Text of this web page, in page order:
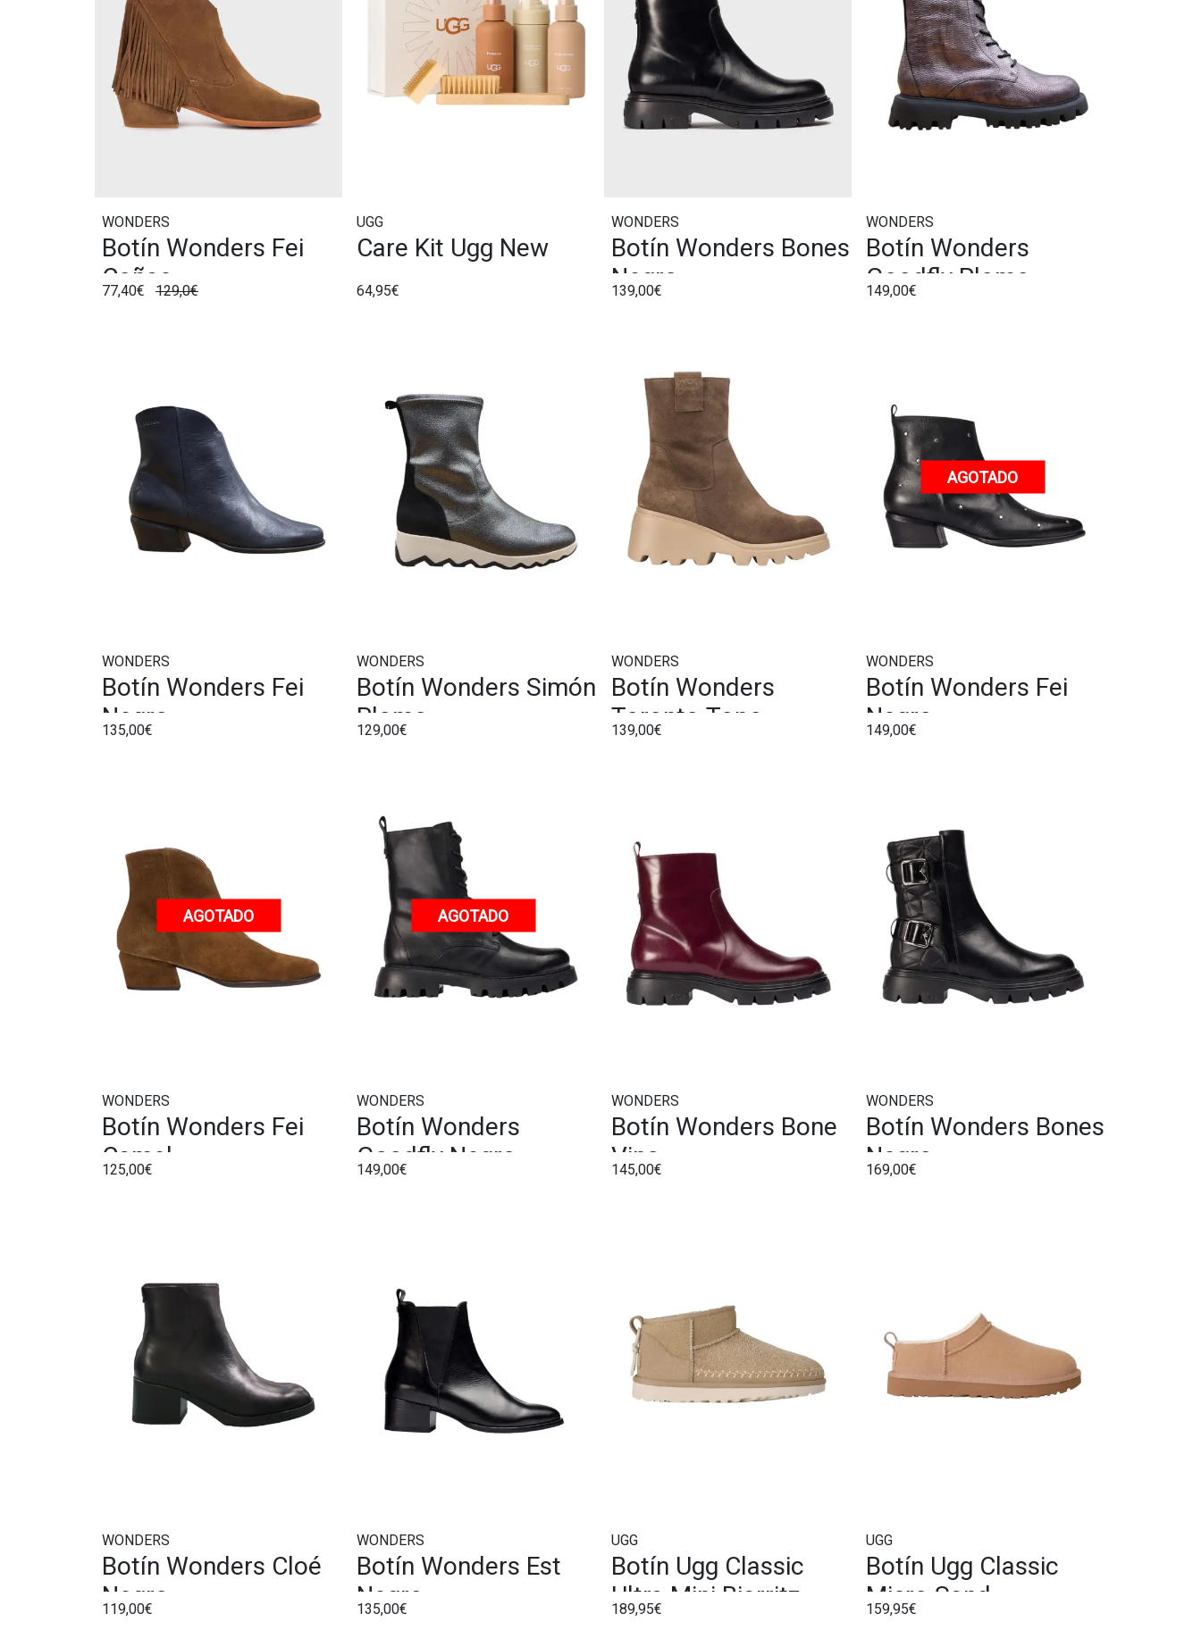
WONDERS
Botín Wonders Fei
Coñac
77,40€ 129,0€
UGG
Care Kit Ugg New
64,95€
WONDERS
Botín Wonders Bones
Negro
139,00€
WONDERS
Botín Wonders
Goodfly Plomo
149,00€
WONDERS
Botín Wonders Fei
Negro
135,00€
WONDERS
Botín Wonders Simón
Plomo
129,00€
WONDERS
Botín Wonders
Toronto Topo
139,00€
AGOTADO
WONDERS
Botín Wonders Fei
Negro
149,00€
AGOTADO
WONDERS
Botín Wonders Fei
Camel
125,00€
AGOTADO
WONDERS
Botín Wonders
Goodfly Negro
149,00€
WONDERS
Botín Wonders Bone
Vino
145,00€
WONDERS
Botín Wonders Bones
Negro
169,00€
WONDERS
Botín Wonders Cloé
Negro
119,00€
WONDERS
Botín Wonders Est
Negro
135,00€
UGG
Botín Ugg Classic
Ultra Mini Biarritz
Mustard Seed
189,95€
UGG
Botín Ugg Classic
Micro Sand
159,95€